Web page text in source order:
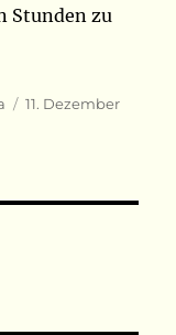
Stunden zu
Veröffentlicht
11. Dezember